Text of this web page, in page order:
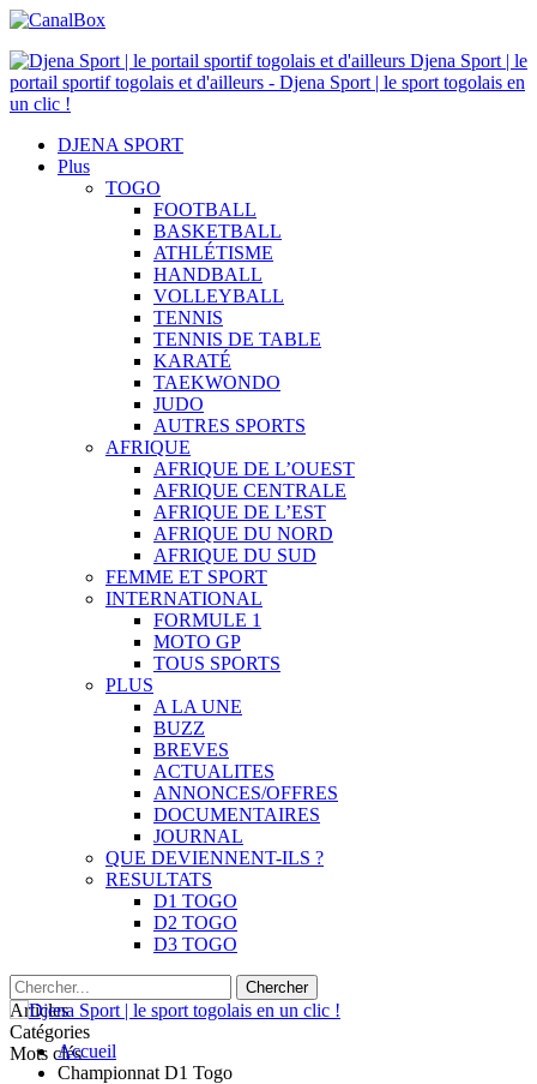
Djena Sport | le
portail sportif togolais et d'ailleurs - Djena Sport | le sport togolais en
un clic !
DJENA SPORT
Plus
TOGO
FOOTBALL
BASKETBALL
ATHLÉTISME
HANDBALL
VOLLEYBALL
TENNIS
TENNIS DE TABLE
KARATÉ
TAEKWONDO
JUDO
AUTRES SPORTS
AFRIQUE
AFRIQUE DE L’OUEST
AFRIQUE CENTRALE
AFRIQUE DE L’EST
AFRIQUE DU NORD
AFRIQUE DU SUD
FEMME ET SPORT
INTERNATIONAL
FORMULE 1
MOTO GP
TOUS SPORTS
PLUS
A LA UNE
BUZZ
BREVES
ACTUALITES
ANNONCES/OFFRES
DOCUMENTAIRES
JOURNAL
QUE DEVIENNENT-ILS ?
RESULTATS
D1 TOGO
D2 TOGO
D3 TOGO
Articles
Catégories
Mots clésAccueil
Championnat D1 Togo